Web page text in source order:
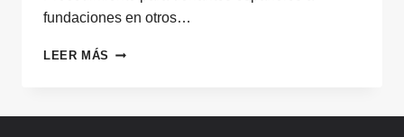
fundaciones en otros…
LEER MÁS DONAR